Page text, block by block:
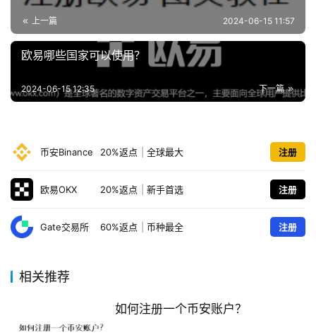
上一篇 2024-06-15 11:57
欧易哪些国家可以使用？
下一篇
2024-06-15 12:35
币安Binance 20%返点 全球最大 注册
欧易OKX 20%返点 新手首选 注册
Gate交易所 60%返点 币种最全 注册
相关推荐
如何注册一个币安账户？